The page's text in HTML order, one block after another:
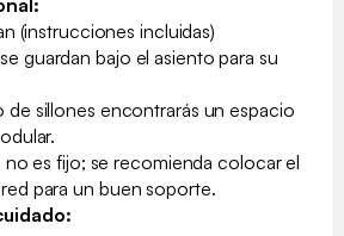
(instrucciones incluidas)
guardan bajo el asiento para su
de sillones encontrarás un espacio
no es fijo; se recomienda colocar el
para un buen soporte.